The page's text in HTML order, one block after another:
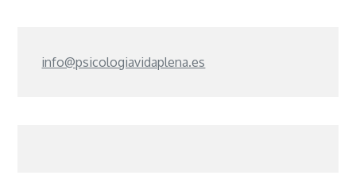
info@psicologiavidaplena.es